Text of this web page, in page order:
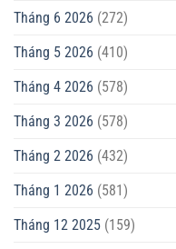
Tháng 6 2026 (272)
Tháng 5 2026 (410)
Tháng 4 2026 (578)
Tháng 3 2026 (578)
Tháng 2 2026 (432)
Tháng 1 2026 (581)
Tháng 12 2025 (159)